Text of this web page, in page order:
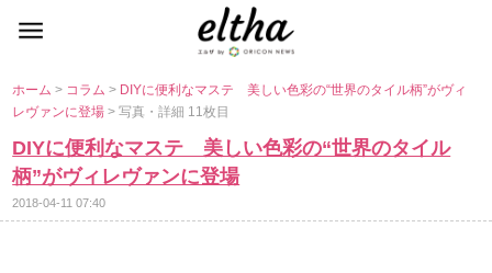
ホーム> コラム> DIYに便利なマステ 美しい色彩の“世界のタイル柄”がヴィ
レヴァンに登場> 写真・詳細 11枚目
DIYに便利なマステ 美しい色彩の“世界のタイル
柄”がヴィレヴァンに登場
2018-04-11 07:40